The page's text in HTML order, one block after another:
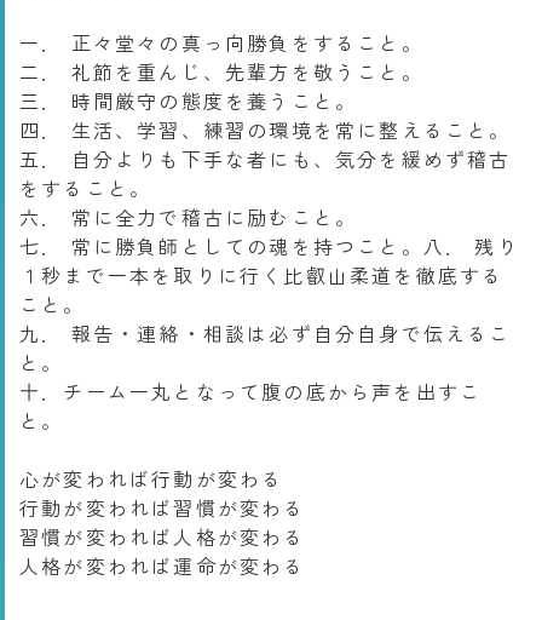
一． 正々堂々の真っ向勝負をすること。
二． 礼節を重んじ、先輩方を敬うこと。
三． 時間厳守の態度を養うこと。
四． 生活、学習、練習の環境を常に整えること。
五． 自分よりも下手な者にも、気分を緩めず稽古
をすること。
六． 常に全力で稽古に励むこと。
七． 常に勝負師としての魂を持つこと。八． 残り
１秒まで一本を取りに行く比叡山柔道を徹底する
こと。
九． 報告・連絡・相談は必ず自分自身で伝えるこ
と。
十．チーム一丸となって腹の底から声を出すこ
と。
心が変われば行動が変わる
行動が変われば習慣が変わる
習慣が変われば人格が変わる
人格が変われば運命が変わる